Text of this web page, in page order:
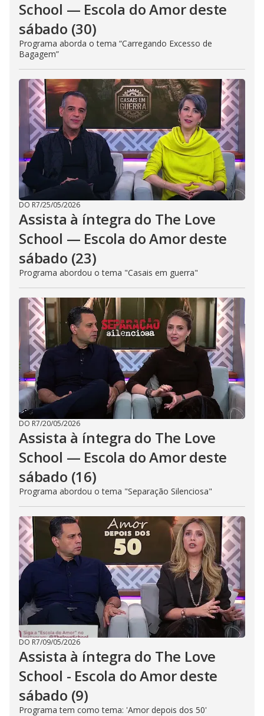
School — Escola do Amor deste
sábado (30)
Programa aborda o tema “Carregando Excesso de
Bagagem”
DO R7/25/05/2026
Assista à íntegra do The Love
School — Escola do Amor deste
sábado (23)
Programa abordou o tema "Casais em guerra"
DO R7/20/05/2026
Assista à íntegra do The Love
School — Escola do Amor deste
sábado (16)
Programa abordou o tema "Separação Silenciosa"
DO R7/09/05/2026
Assista à íntegra do The Love
School - Escola do Amor deste
sábado (9)
Programa tem como tema: 'Amor depois dos 50'